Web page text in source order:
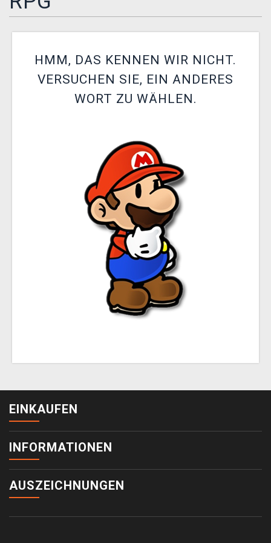
XZONE CLUB
HMM, DAS KENNEN WIR NICHT.
VERSUCHEN SIE, EIN ANDERES
WORT ZU WÄHLEN.
EINKAUFEN
INFORMATIONEN
AUSZEICHNUNGEN